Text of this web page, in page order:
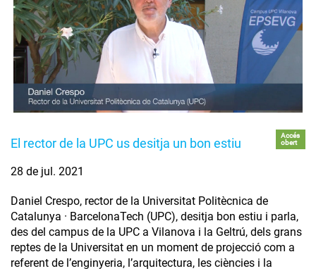
El rector de la UPC us desitja un bon estiu
Accés
obert
28 de jul. 2021
Daniel Crespo, rector de la Universitat Politècnica de
Catalunya · BarcelonaTech (UPC), desitja bon estiu i parla,
des del campus de la UPC a Vilanova i la Geltrú, dels grans
reptes de la Universitat en un moment de projecció com a
referent de l’enginyeria, l’arquitectura, les ciències i la